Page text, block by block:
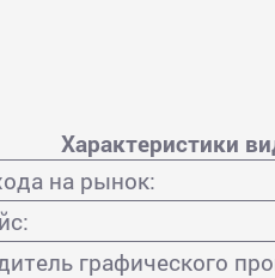
Характеристики
на рынок:
графического